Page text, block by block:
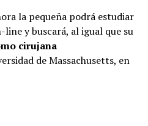
la pequeña podrá estudiar
y buscará, al igual que su
cirujana
de Massachusetts, en